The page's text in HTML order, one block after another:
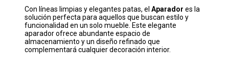
Con líneas limpias y elegantes patas, el Aparador es la
solución perfecta para aquellos que buscan estilo y
funcionalidad en un solo mueble. Este elegante
aparador ofrece abundante espacio de
almacenamiento y un diseño refinado que
complementará cualquier decoración interior.